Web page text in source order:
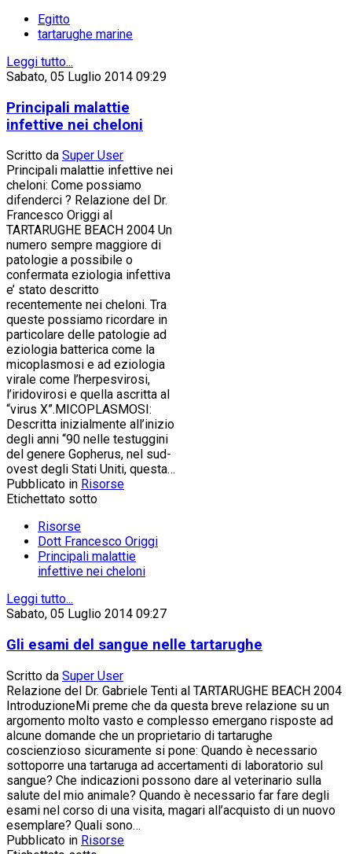
Egitto
tartarughe marine
Leggi tutto...
Sabato, 05 Luglio 2014 09:29
Principali malattie
infettive nei cheloni
Scritto da Super User
Principali malattie infettive nei
cheloni: Come possiamo
difenderci ? Relazione del Dr.
Francesco Origgi al
TARTARUGHE BEACH 2004 Un
numero sempre maggiore di
patologie a possibile o
confermata eziologia infettiva
e’ stato descritto
recentemente nei cheloni. Tra
queste possiamo ricordare in
particolare delle patologie ad
eziologia batterica come la
micoplasmosi e ad eziologia
virale come l’herpesvirosi,
l’iridovirosi e quella ascritta al
“virus X”.MICOPLASMOSI:
Descritta inizialmente all’inizio
degli anni “90 nelle testuggini
del genere Gopherus, nel sud-
ovest degli Stati Uniti, questa…
Pubblicato in Risorse
Etichettato sotto
Risorse
Dott Francesco Origgi
Principali malattie
infettive nei cheloni
Leggi tutto...
Sabato, 05 Luglio 2014 09:27
Gli esami del sangue nelle tartarughe
Scritto da Super User
Relazione del Dr. Gabriele Tenti al TARTARUGHE BEACH 2004
IntroduzioneMi preme che da questa breve relazione su un
argomento molto vasto e complesso emergano risposte ad
alcune domande che un proprietario di tartarughe
coscienzioso sicuramente si pone: Quando è necessario
sottoporre una tartaruga ad accertamenti di laboratorio sul
sangue? Che indicazioni possono dare al veterinario sulla
salute del mio animale? Quando è necessario far fare degli
esami nel corso di una visita, magari all’acquisto di un nuovo
esemplare? Quali sono…
Pubblicato in Risorse